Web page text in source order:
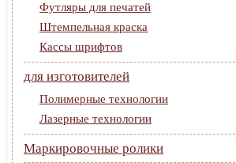
Футляры для печатей
Штемпельная краска
Кассы шрифтов
для изготовителей
Полимерные технологии
Лазерные технологии
Маркировочные ролики